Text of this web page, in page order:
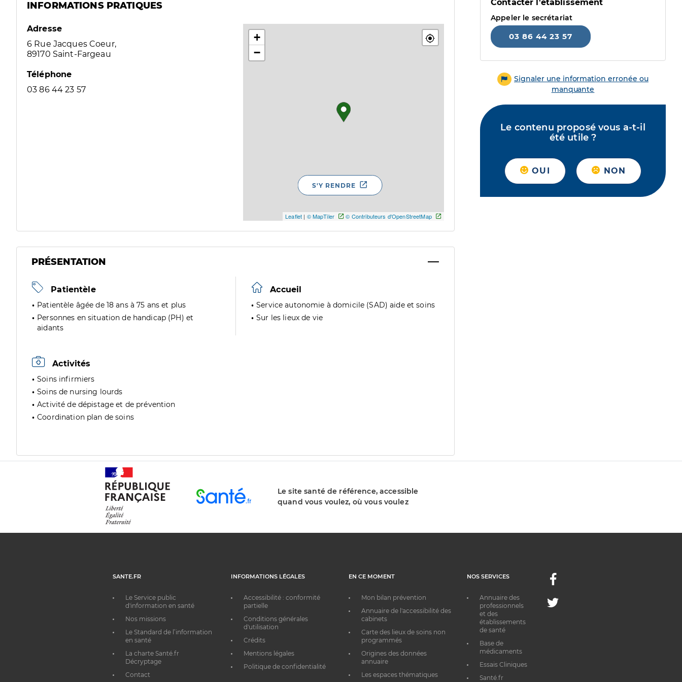
INFORMATIONS PRATIQUES
Adresse
6 Rue Jacques Coeur,
89170 Saint-Fargeau
Téléphone
03 86 44 23 57
+
−
Leaflet | © MapTiler © Contributeurs d'OpenStreetMap
S'Y RENDRE
PRÉSENTATION
Patientèle
Patientèle âgée de 18 ans à 75 ans et plus
Personnes en situation de handicap (PH) et
aidants
Accueil
Service autonomie à domicile (SAD) aide et soins
Sur les lieux de vie
Activités
Soins infirmiers
Soins de nursing lourds
Activité de dépistage et de prévention
Coordination plan de soins
Contacter l'établissement
Appeler le secrétariat
03 86 44 23 57
Signaler une information erronée ou
manquante
Le contenu proposé vous a-t-il
été utile ?
OUI NON
Le site santé de référence, accessible
quand vous voulez, où vous voulez
SANTE.FR
Le Service public
d'information en santé
Nos missions
Le Standard de l’information
en santé
La charte Santé.fr
Décryptage
Contact
INFORMATIONS LÉGALES
Accessibilité : conformité
partielle
Conditions générales
d'utilisation
Crédits
Mentions légales
Politique de confidentialité
EN CE MOMENT
Mon bilan prévention
Annuaire de l'accessibilité des
cabinets
Carte des lieux de soins non
programmés
Origines des données
annuaire
Les espaces thématiques
NOS SERVICES
Annuaire des
professionnels
et des
établissements
de santé
Base de
médicaments
Essais Cliniques
Santé.fr
Facebook
Twitter